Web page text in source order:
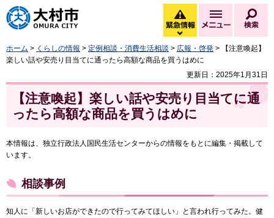
大村市
緊急情報
緊急情報を開く
メニュー
ホーム > くらしの情報 > 定例相談・消費生活相談 > 広報・啓発 > 【注意喚起】
楽しい話や安売り目当てに通ったら高額な商品を買うはめに
更新日：2025年1月31日
【注意喚起】楽しい話や安売り目当てに通
ったら高額な商品を買うはめに
本情報は、独立行政法人国民生活センターからの情報をもとに編集・掲載して
います。
相談事例
知人に「新しいお店ができたので行ってみてほしい」と言われ行ってみた。健